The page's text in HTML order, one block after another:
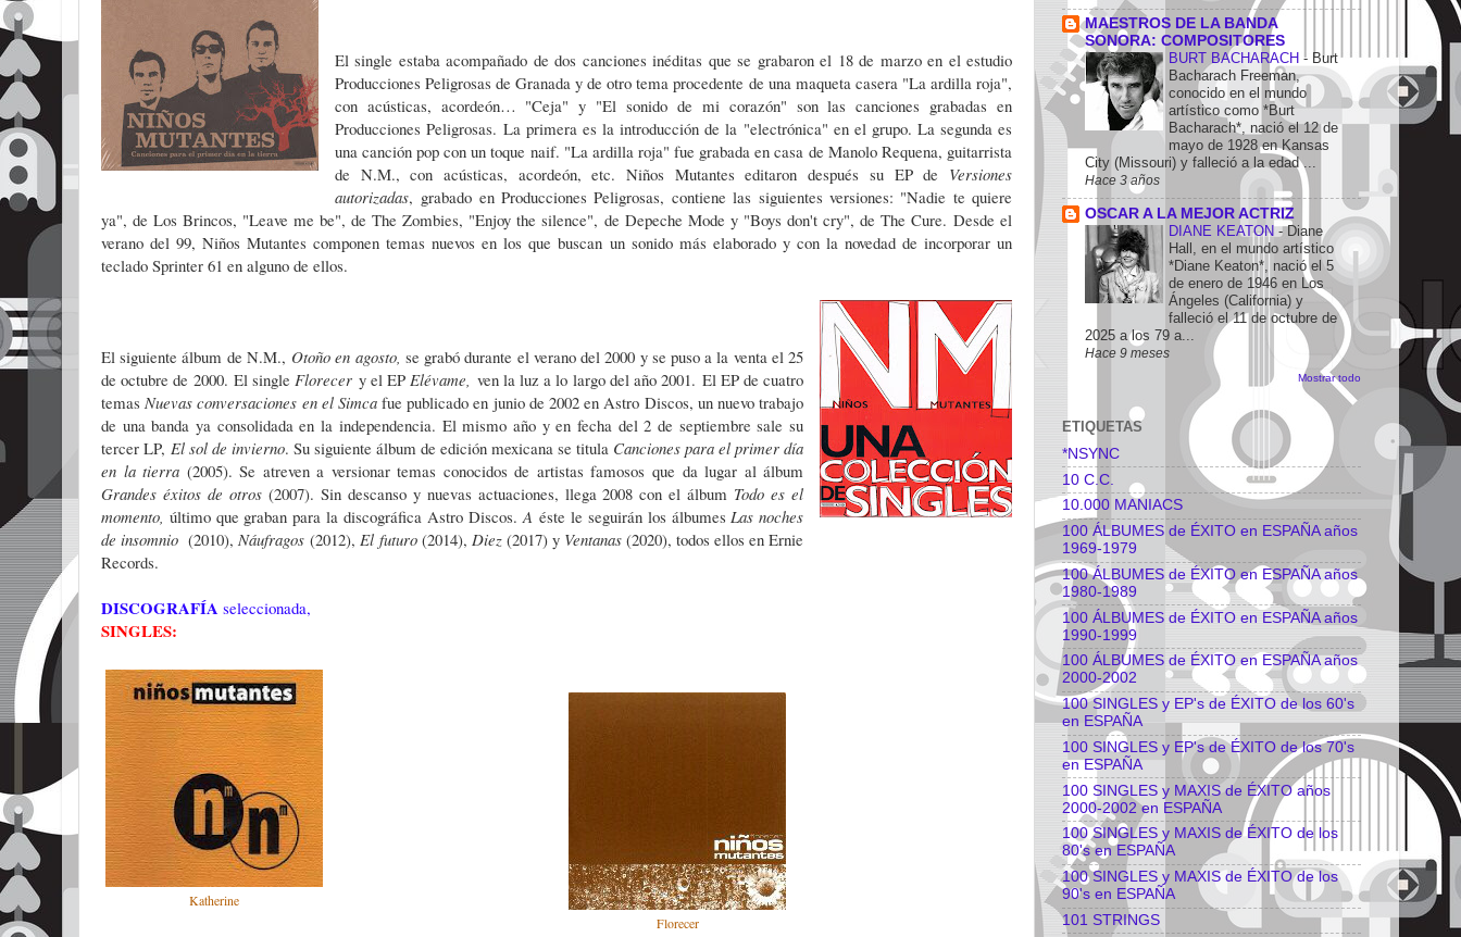
El single estaba acompañado de dos canciones inéditas que se grabaron el 18 de marzo en el estudio
Producciones Peligrosas de Granada y de otro tema procedente de una maqueta casera "La ardilla roja",
con acústicas, acordeón… "Ceja" y "El sonido de mi corazón" son las canciones grabadas en
Producciones Peligrosas. La primera es la introducción de la "electrónica" en el grupo. La segunda es
una canción pop con un toque naif. "La ardilla roja" fue grabada en casa de Manolo Requena, guitarrista
de N.M., con acústicas, acordeón, etc. Niños Mutantes editaron después su EP de Versiones
autorizadas, grabado en Producciones Peligrosas, contiene las siguientes versiones: "Nadie te quiere
ya", de Los Brincos, "Leave me be", de The Zombies, "Enjoy the silence", de Depeche Mode y "Boys don't cry", de The Cure. Desde el
verano del 99, Niños Mutantes componen temas nuevos en los que buscan un sonido más elaborado y con la novedad de incorporar un
teclado Sprinter 61 en alguno de ellos.
El siguiente álbum de N.M., Otoño en agosto, se grabó durante el verano del 2000 y se puso a la venta el 25
de octubre de 2000. El single Florecer y el EP Elévame, ven la luz a lo largo del año 2001. El EP de cuatro
temas Nuevas conversaciones en el Simcafue publicado en junio de 2002 en Astro Discos, un nuevo trabajo
de una banda ya consolidada en la independencia. El mismo año y en fecha del 2 de septiembre sale su
tercer LP, El sol de invierno. Su siguiente álbum de edición mexicana se titula Canciones para el primer día
en la tierra (2005). Se atreven a versionar temas conocidos de artistas famosos que da lugar al álbum
Grandes éxitos de otros (2007). Sin descanso y nuevas actuaciones, llega 2008 con el álbum Todo es el
momento, último que graban para la discográfica Astro Discos. Aéste le seguirán los álbumes Las noches
de insomnio (2010), Náufragos (2012), El futuro (2014), Diez(2017) y Ventanas(2020), todos ellos en Ernie
Records.
DISCOGRAFÍA seleccionada,
SINGLES:
Katherine
Florecer
MAESTROS DE LA BANDA
SONORA: COMPOSITORES
BURT BACHARACH - Burt
Bacharach Freeman,
conocido en el mundo
artístico como *Burt
Bacharach*, nació el 12 de
mayo de 1928 en Kansas
City (Missouri) y falleció a la edad ...
Hace 3 años
OSCAR A LA MEJOR ACTRIZ
DIANE KEATON-Diane
Hall, en el mundo artístico
*Diane Keaton*, nació el 5
de enero de 1946 en Los
Ángeles (California) y
falleció el 11 de octubre de
2025 a los 79 a...
Hace 9 meses
Mostrar todo
ETIQUETAS
*NSYNC
10 C.C.
10.000 MANIACS
100 ÁLBUMES de ÉXITO en ESPAÑA años
1969-1979
100 ÁLBUMES de ÉXITO en ESPAÑA años
1980-1989
100 ÁLBUMES de ÉXITO en ESPAÑA años
1990-1999
100 ÁLBUMES de ÉXITO en ESPAÑA años
2000-2002
100 SINGLES y EP's de ÉXITO de los 60's
en ESPAÑA
100 SINGLES y EP's de ÉXITO de los 70's
en ESPAÑA
100 SINGLES y MAXIS de ÉXITO años
2000-2002 en ESPAÑA
100 SINGLES y MAXIS de ÉXITO de los
80's en ESPAÑA
100 SINGLES y MAXIS de ÉXITO de los
90's en ESPAÑA
101 STRINGS